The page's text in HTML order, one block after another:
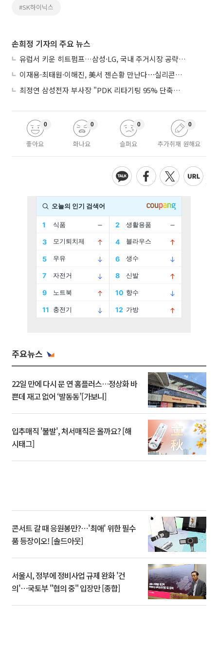
#SK하이닉스
손희정 기자의 주요 뉴스
유럽서 키운 히트펌프…삼성·LG, 국내 주거시장 공략 ‘속도’
이재용·최태원·이해진, 美서 젠슨황 만난다⋯실리콘밸리 집결하는 AI리더
최정연 삼성전자 부사장 "PDK 리타기팅 95% 단축…에이전트 AI 시범 활용"
좋아요
0
화나요
0
슬퍼요
0
추가취재 원해요
0
주요뉴스
22일 만에 다시 문 연 홈플러스…정상화 바
쁜데 재고 없어 ‘발동동’[가보니]
입추매직 '불발', 처서매직은 올까요? [해
시태그]
콘서트 갈 때 응원봉만?⋯'최애' 위한 필수
품 등장이오! [솔드아웃]
서울시, 정부에 정비사업 규제 완화 '건
의'⋯국토부 "협의 중" 입장만 [종합]